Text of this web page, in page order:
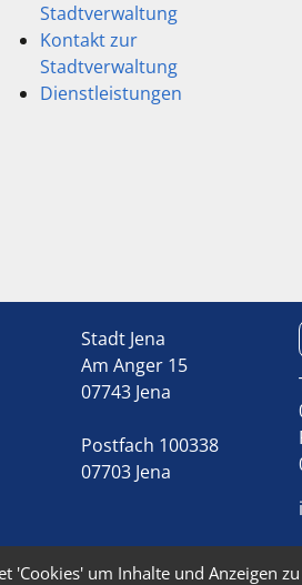
Stadtverwaltung
Kontakt zur
Stadtverwaltung
Dienstleistungen
Stadt Jena
Am Anger 15
07743 Jena
Postfach 100338
07703 Jena
'Cookies' um Inhalte und Anzeigen